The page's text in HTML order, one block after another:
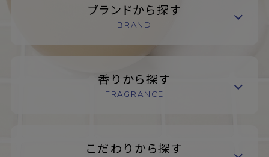
ブランドから探す
BRAND
香りから探す
FRAGRANCE
こだわりから探す